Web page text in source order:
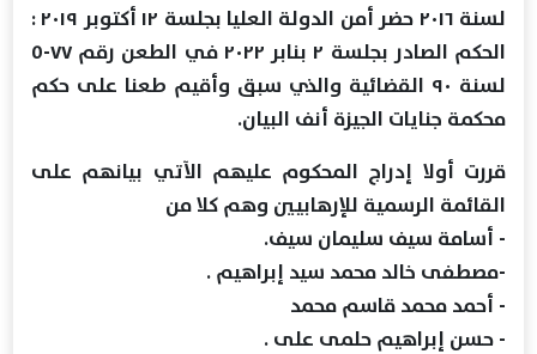
لسنة ٢٠١٦ حضر أمن الدولة العليا بجلسة ١٢ أكتوبر ٢٠١٩ :
الحكم الصادر بجلسة ٢ بنابر ۲۰۲۲ في الطعن رقم ٧٧-٥
لسنة ٩٠ القضائية والذي سبق وأقيم طعنا على حكم
محكمة جنايات الجيزة أنف البيان.
قررت أولا إدراج المحكوم عليهم الآتي بيانهم على
القائمة الرسمية للإرهابيين وهم كلا من
- أسامة سيف سليمان سيف.
-مصطفی خالد محمد سيد إبراهيم .
- أحمد محمد قاسم محمد
- حسن إبراهيم حلمى على .